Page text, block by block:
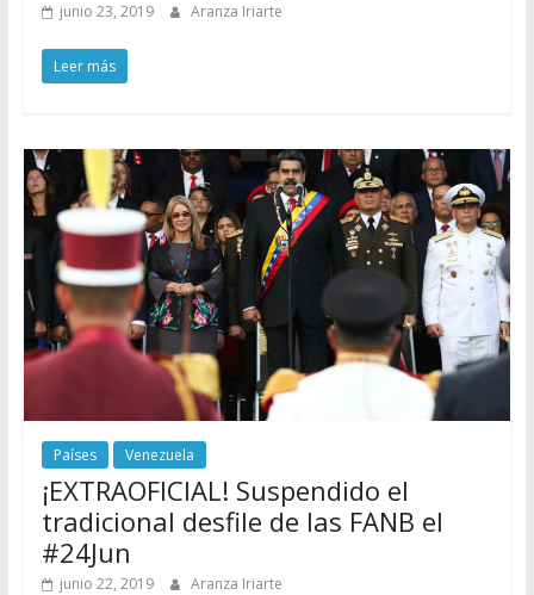
junio 23, 2019 Aranza Iriarte
Leer más
Países Venezuela
¡EXTRAOFICIAL! Suspendido el
tradicional desfile de las FANB el
#24Jun
junio 22, 2019 Aranza Iriarte